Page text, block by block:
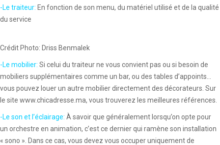
-Le traiteur: En fonction de son menu, du matériel utilisé et de la qualité
du service
Crédit Photo: Driss Benmalek
-Le mobilier: Si celui du traiteur ne vous convient pas ou si besoin de
mobiliers supplémentaires comme un bar, ou des tables d’appoints…
vous pouvez louer un autre mobilier directement des décorateurs. Sur
le site www.chicadresse.ma, vous trouverez les meilleures références.
-Le son et l’éclairage: À savoir que généralement lorsqu’on opte pour
un orchestre en animation, c’est ce dernier qui ramène son installation
« sono ». Dans ce cas, vous devez vous occuper uniquement de